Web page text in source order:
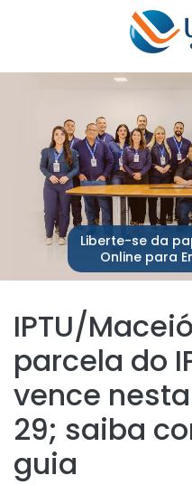
Liberte-se da
Online para
IPTU/
parcela do
vence
29; saiba
guia